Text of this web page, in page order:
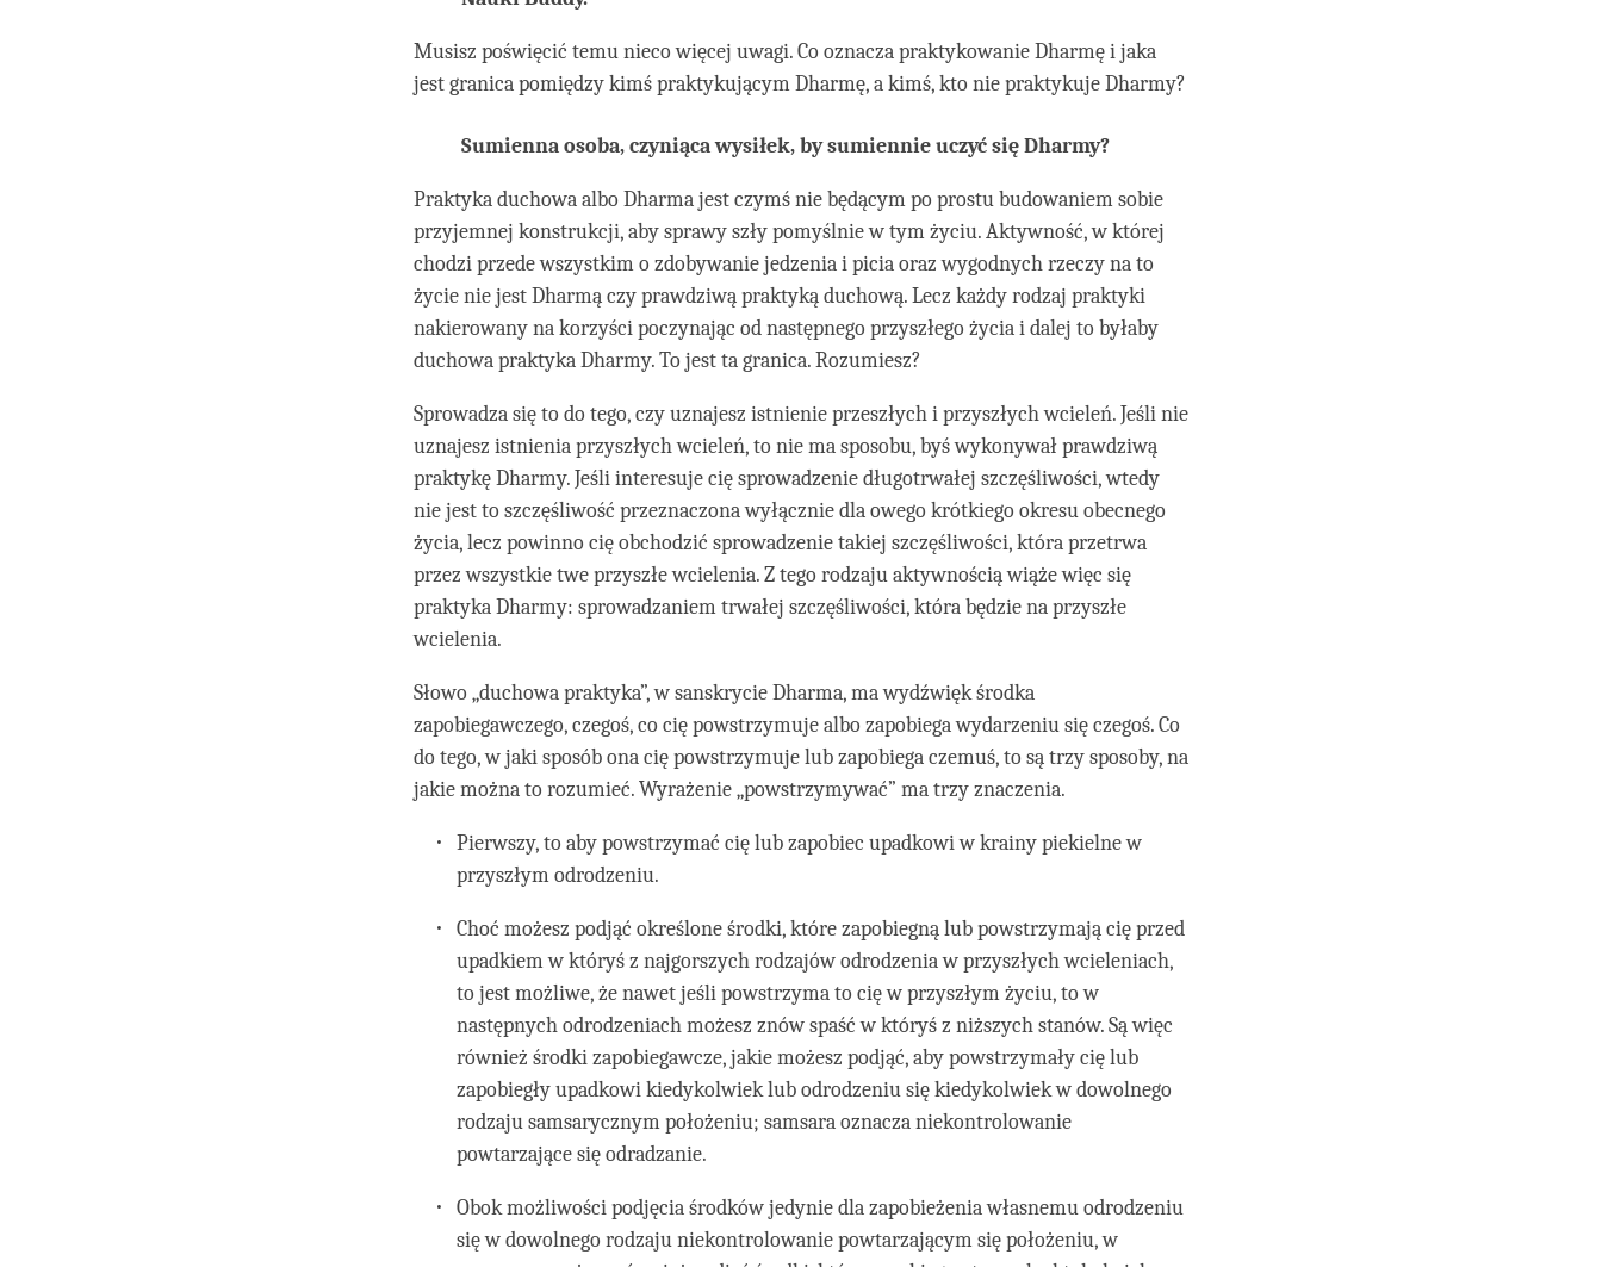
Musisz poświęcić temu nieco więcej uwagi. Co oznacza praktykowanie Dharmę i jaka
jest granica pomiędzy kimś praktykującym Dharmę, a kimś, kto nie praktykuje Dharmy?
Sumienna osoba, czyniąca wysiłek, by sumiennie uczyć się Dharmy?
Praktyka duchowa albo Dharma jest czymś nie będącym po prostu budowaniem sobie
przyjemnej konstrukcji, aby sprawy szły pomyślnie w tym życiu. Aktywność, w której
chodzi przede wszystkim o zdobywanie jedzenia i picia oraz wygodnych rzeczy na to
życie nie jest Dharmą czy prawdziwą praktyką duchową. Lecz każdy rodzaj praktyki
nakierowany na korzyści poczynając od następnego przyszłego życia i dalej to byłaby
duchowa praktyka Dharmy. To jest ta granica. Rozumiesz?
Sprowadza się to do tego, czy uznajesz istnienie przeszłych i przyszłych wcieleń. Jeśli nie
uznajesz istnienia przyszłych wcieleń, to nie ma sposobu, byś wykonywał prawdziwą
praktykę Dharmy. Jeśli interesuje cię sprowadzenie długotrwałej szczęśliwości, wtedy
nie jest to szczęśliwość przeznaczona wyłącznie dla owego krótkiego okresu obecnego
życia, lecz powinno cię obchodzić sprowadzenie takiej szczęśliwości, która przetrwa
przez wszystkie twe przyszłe wcielenia. Z tego rodzaju aktywnością wiąże więc się
praktyka Dharmy: sprowadzaniem trwałej szczęśliwości, która będzie na przyszłe
wcielenia.
Słowo „duchowa praktyka”, w sanskrycie Dharma, ma wydźwięk środka
zapobiegawczego, czegoś, co cię powstrzymuje albo zapobiega wydarzeniu się czegoś. Co
do tego, w jaki sposób ona cię powstrzymuje lub zapobiega czemuś, to są trzy sposoby, na
jakie można to rozumieć. Wyrażenie „powstrzymywać” ma trzy znaczenia.
Pierwszy, to aby powstrzymać cię lub zapobiec upadkowi w krainy piekielne w
przyszłym odrodzeniu.
Choć możesz podjąć określone środki, które zapobiegną lub powstrzymają cię przed
upadkiem w któryś z najgorszych rodzajów odrodzenia w przyszłych wcieleniach,
to jest możliwe, że nawet jeśli powstrzyma to cię w przyszłym życiu, to w
następnych odrodzeniach możesz znów spaść w któryś z niższych stanów. Są więc
również środki zapobiegawcze, jakie możesz podjąć, aby powstrzymały cię lub
zapobiegły upadkowi kiedykolwiek lub odrodzeniu się kiedykolwiek w dowolnego
rodzaju samsarycznym położeniu; samsara oznacza niekontrolowanie
powtarzające się odradzanie.
Obok możliwości podjęcia środków jedynie dla zapobieżenia własnemu odrodzeniu
się w dowolnego rodzaju niekontrolowanie powtarzającym się położeniu, w